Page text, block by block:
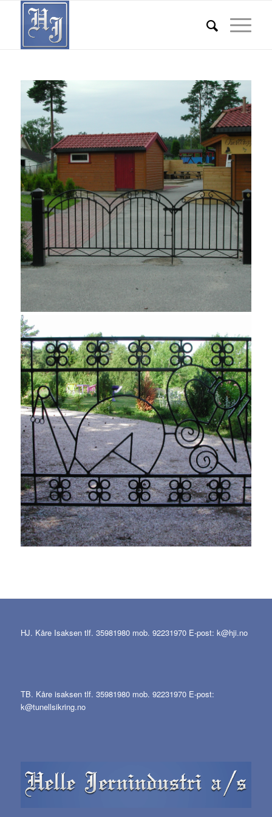
HJ. Kåre Isaksen tlf. 35981980 mob. 92231970 E-post: k@hji.no
TB. Kåre isaksen tlf. 35981980 mob. 92231970 E-post:
k@tunellsikring.no